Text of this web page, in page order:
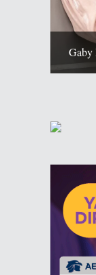
Gaby